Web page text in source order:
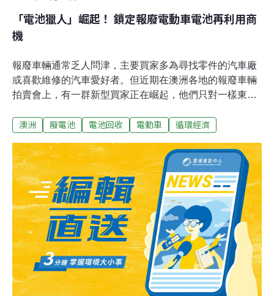
「電池獵人」崛起！ 鎖定報廢電動車電池再利用商
機
報廢車輛通常乏人問津，主要買家多為尋找零件的汽車廠
或喜歡維修的汽車愛好者。但近期在澳洲各地的報廢車輛
拍賣會上，有一群新型買家正在崛起，他們只對一樣東西
手電池市場需求強勁澳洲最大的報廢車輛拍賣商
Pickles現在每個月能售出約100輛報廢的電動車。Green
指出「二次電池（second-life battery）」新創公司和「電
池獵人」在18個月前根本都還不存在，他進一步強調，雖
然二次電池產業現在還處於初期階段，但確實需求旺盛。
2024年初開始，澳洲車輛拍賣商開始定期出現報廢的電動
車，這裡的「報廢」指的通常是車輛因為碰撞、水災、失
竊、火災等情況，造成維修費用超過車輛價值，被保險公
司判定為全損。在澳洲，許多報廢的電動車車齡僅2至3
年，包括車牌完全註銷與尚可修復的車輛。其中大部分
澳洲 廢電池 電池回收 電動車 循環經濟